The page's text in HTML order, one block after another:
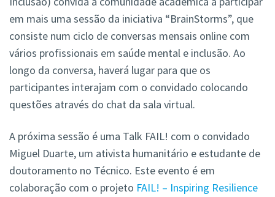
em mais uma sessão da iniciativa “BrainStorms”, que
consiste num ciclo de conversas mensais online com
vários profissionais em saúde mental e inclusão. Ao
longo da conversa, haverá lugar para que os
participantes interajam com o convidado colocando
questões através do chat da sala virtual.
A próxima sessão é uma Talk FAIL! com o convidado
Miguel Duarte, um ativista humanitário e estudante de
doutoramento no Técnico. Este evento é em
colaboração com o projeto FAIL! – Inspiring Resilience